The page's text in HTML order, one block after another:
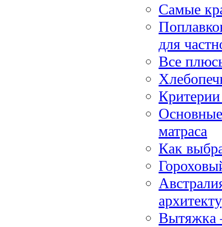
Самые
для
Все
матраса
Как
Вытяжка